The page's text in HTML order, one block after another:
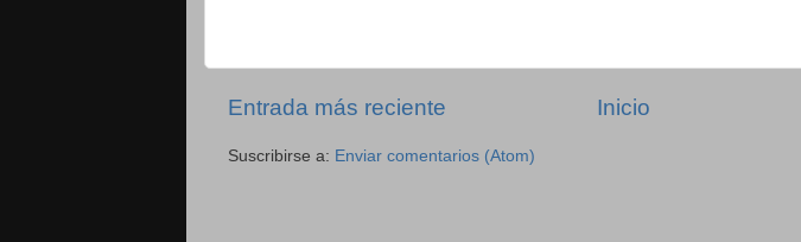
Entrada más reciente Inicio
Suscribirse a: Enviar comentarios (Atom)